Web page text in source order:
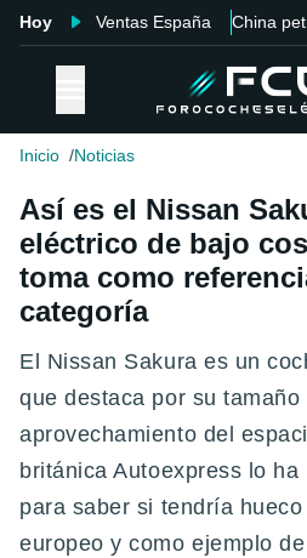
Hoy Ventas España China
Inicio Noticias
Así es el Nissan
eléctrico de bajo
toma como
categoría
El Nissan Sakura es un
que destaca por su
aprovechamiento del
británica Autoexpress lo
para saber si tendría
europeo y como ejemplo